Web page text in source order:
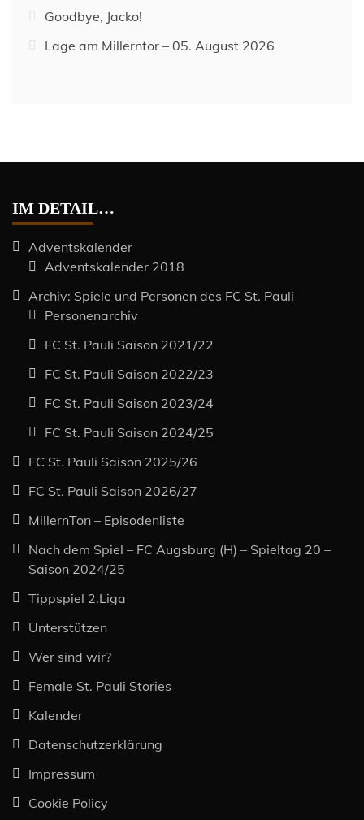
Goodbye, Jacko!
Lage am Millerntor – 05. August 2026
IM DETAIL…
Adventskalender
Adventskalender 2018
Archiv: Spiele und Personen des FC St. Pauli
Personenarchiv
FC St. Pauli Saison 2021/22
FC St. Pauli Saison 2022/23
FC St. Pauli Saison 2023/24
FC St. Pauli Saison 2024/25
FC St. Pauli Saison 2025/26
FC St. Pauli Saison 2026/27
MillernTon – Episodenliste
Nach dem Spiel – FC Augsburg (H) – Spieltag 20 –
Saison 2024/25
Tippspiel 2.Liga
Unterstützen
Wer sind wir?
Female St. Pauli Stories
Kalender
Datenschutzerklärung
Impressum
Cookie Policy